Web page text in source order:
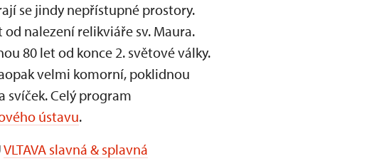
se jindy nepřístupné prostory.
nalezení relikviáře sv. Maura.
80 let od konce 2. světové války.
velmi komorní, poklidnou
svíček. Celý program
ústavu.
VLTAVA slavná & splavná